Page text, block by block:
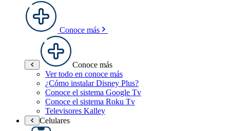
Conoce más
Conoce más
Ver todo en conoce más
¿Cómo instalar Disney Plus?
Conoce el sistema Google Tv
Conoce el sistema Roku Tv
Televisores Kalley
Celulares